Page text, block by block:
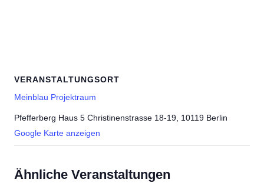
VERANSTALTUNGSORT
Meinblau Projektraum
Pfefferberg Haus 5 Christinenstrasse 18-19, 10119 Berlin
Google Karte anzeigen
Ähnliche Veranstaltungen